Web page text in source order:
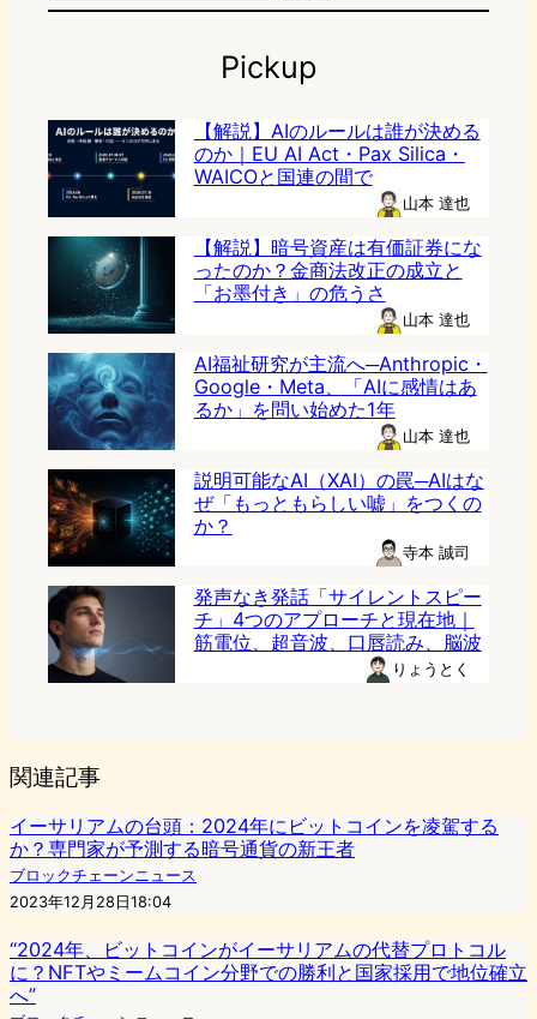
Pickup
【解説】AIのルールは誰が決める
のか｜EU AI Act・Pax Silica・
WAICOと国連の間で
山本 達也
【解説】暗号資産は有価証券にな
ったのか？金商法改正の成立と
「お墨付き」の危うさ
山本 達也
AI福祉研究が主流へ─Anthropic・
Google・Meta、「AIに感情はあ
るか」を問い始めた1年
山本 達也
説明可能なAI（XAI）の罠─AIはな
ぜ「もっともらしい嘘」をつくの
か？
寺本 誠司
発声なき発話「サイレントスピー
チ」4つのアプローチと現在地｜
筋電位、超音波、口唇読み、脳波
りょうとく
関連記事
イーサリアムの台頭：2024年にビットコインを凌駕する
か？専門家が予測する暗号通貨の新王者
ブロックチェーンニュース
2023年12月28日18:04
“2024年、ビットコインがイーサリアムの代替プロトコル
に？NFTやミームコイン分野での勝利と国家採用で地位確立
へ”